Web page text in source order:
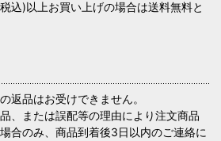
込)以上お買い上げの場合は送料無料と
返品はお受けできません。
、または誤配等の理由により注文商品
合のみ、商品到着後3日以内のご連絡に